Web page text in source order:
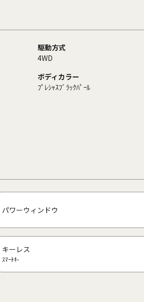
駆動方式
4WD
ボディカラー
ﾌﾟﾚｼｬｽﾌﾞﾗｯｸﾊﾟｰﾙ
パワーウィンドウ
キーレス
ｽﾏｰﾄｷ-